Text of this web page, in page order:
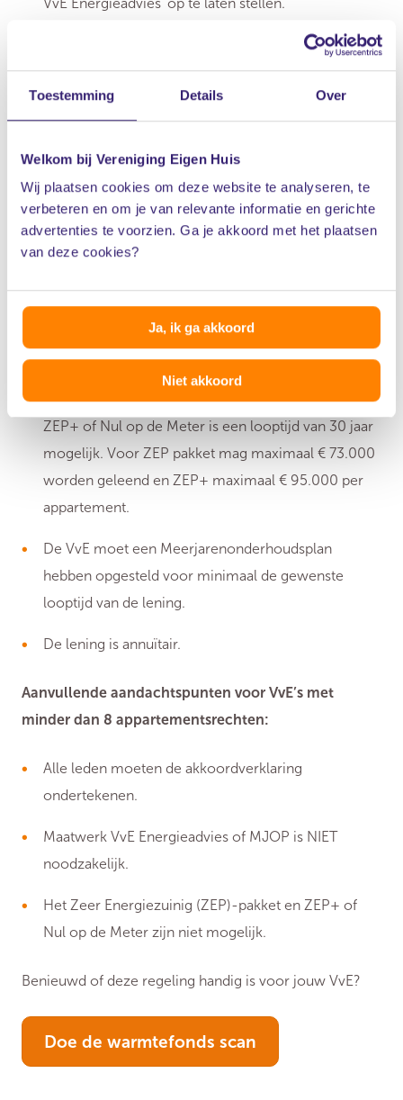
Toestemming Details Over
Welkom bij Vereniging Eigen Huis
Wij plaatsen cookies om deze website te analyseren, te
verbeteren en om je van relevante informatie en gerichte
advertenties te voorzien. Ga je akkoord met het plaatsen
van deze cookies?
Ja, ik ga akkoord
Niet akkoord
De lening heeft een looptijd van 10, 15, en 20 jaar.
Het bijbehorende rentepercentage wordt aan de
Het minimale leenbedrag is €15.000 per VvE met
maximaal 7 appartementen en minimaal € 25.000
bij VvE’s vanaf 8 appartementen. Uitzondering is een
lening voor laadpalen, in dat geval is het minimum €
10.000.
Het maximale leenbedrag is €36.500,- per
appartementsrecht. Wanneer het maximale wordt
geleend, zijn de looptijden 10, 15 en 20 jaar.
Voor het ZEP Zeer Energiezuinig (ZEP)-pakket en
ZEP+ of Nul op de Meter is een looptijd van 30 jaar
mogelijk. Voor ZEP pakket mag maximaal € 73.000
worden geleend en ZEP+ maximaal € 95.000 per
appartement.
De VvE moet een Meerjarenonderhoudsplan
hebben opgesteld voor minimaal de gewenste
looptijd van de lening.
De lening is annuïtair.
Aanvullende aandachtspunten voor VvE’s met
minder dan 8 appartementsrechten:
Alle leden moeten de akkoordverklaring
ondertekenen.
Maatwerk VvE Energieadvies of MJOP is NIET
noodzakelijk.
Het Zeer Energiezuinig (ZEP)-pakket en ZEP+ of
Nul op de Meter zijn niet mogelijk.
Benieuwd of deze regeling handig is voor jouw VvE?
Doe de warmtefonds scan